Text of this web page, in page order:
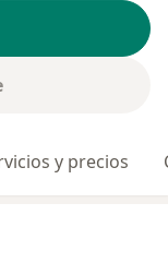
y precios